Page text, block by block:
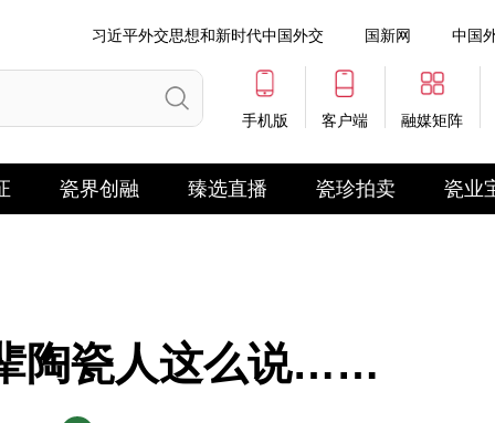
习近平外交思想和新时代中国外交 国新网 中国
手机版 客户端 融媒矩阵
瓷界创融 臻选直播 瓷珍拍卖 瓷业
陶瓷人这么说……